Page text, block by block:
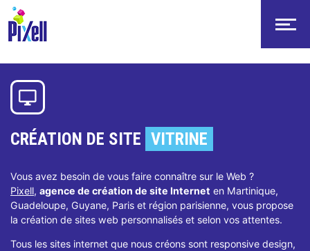
-->
CRÉATION DE SITE VITRINE
Vous avez besoin de vous faire connaître sur le Web ?
Pixell, agence de création de site Internet en Martinique,
Guadeloupe, Guyane, Paris et région parisienne, vous propose
la création de sites web personnalisés et selon vos attentes.
Tous les sites internet que nous créons sont responsive design,